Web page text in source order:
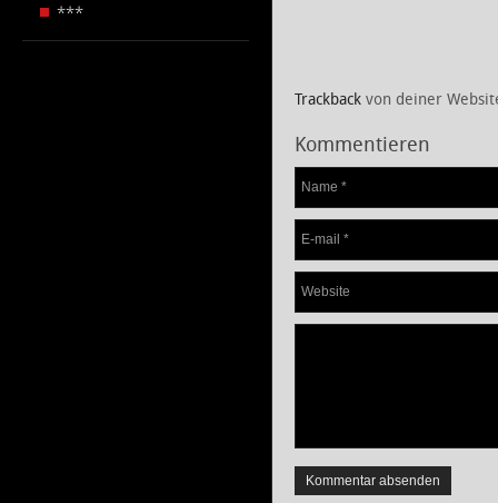
***
Trackback von deiner
Kommentieren